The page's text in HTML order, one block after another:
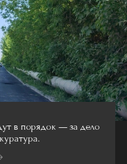
в порядок — за дело